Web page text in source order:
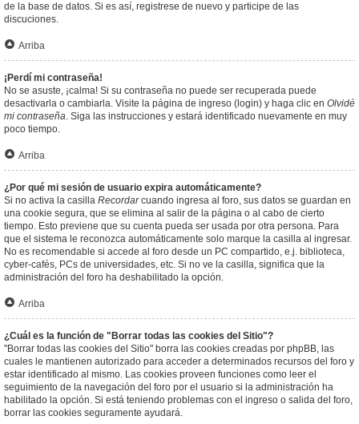
de la base de datos. Si es así, registrese de nuevo y participe de las
discuciones.
Arriba
¡Perdí mi contraseña!
No se asuste, ¡calma! Si su contraseña no puede ser recuperada puede
desactivarla o cambiarla. Visite la página de ingreso (login) y haga clic en Olvidé
mi contraseña. Siga las instrucciones y estará identificado nuevamente en muy
poco tiempo.
Arriba
¿Por qué mi sesión de usuario expira automáticamente?
Si no activa la casilla Recordarcuando ingresa al foro, sus datos se guardan en
una cookie segura, que se elimina al salir de la página o al cabo de cierto
tiempo. Esto previene que su cuenta pueda ser usada por otra persona. Para
que el sistema le reconozca automáticamente solo marque la casilla al ingresar.
No es recomendable si accede al foro desde un PC compartido, e.j. biblioteca,
cyber-cafés, PCs de universidades, etc. Si no ve la casilla, significa que la
administración del foro ha deshabilitado la opción.
Arriba
¿Cuál es la función de "Borrar todas las cookies del Sitio"?
"Borrar todas las cookies del Sitio" borra las cookies creadas por phpBB, las
cuales le mantienen autorizado para acceder a determinados recursos del foro y
estar identificado al mismo. Las cookies proveen funciones como leer el
seguimiento de la navegación del foro por el usuario si la administración ha
habilitado la opción. Si está teniendo problemas con el ingreso o salida del foro,
borrar las cookies seguramente ayudará.